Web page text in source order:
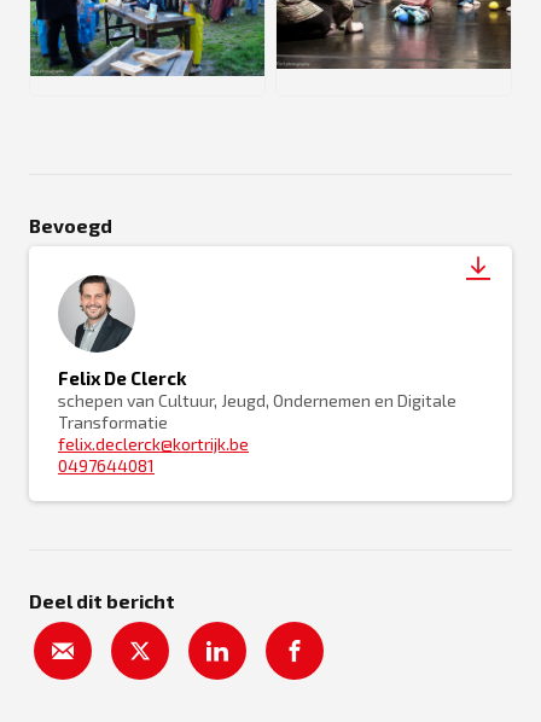
JPG JPG
Bevoegd
Felix De Clerck
schepen van Cultuur, Jeugd, Ondernemen en Digitale
Transformatie
felix.declerck@kortrijk.be
0497644081
Deel dit bericht